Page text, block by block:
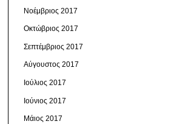
Νοέμβριος 2017
Οκτώβριος 2017
Σεπτέμβριος 2017
Αύγουστος 2017
Ιούλιος 2017
Ιούνιος 2017
Μάιος 2017